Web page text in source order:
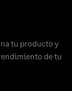
tu producto y
de tu